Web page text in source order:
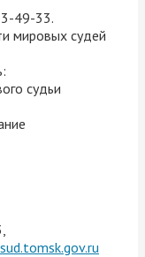
49-33.
мировых судей
судьи